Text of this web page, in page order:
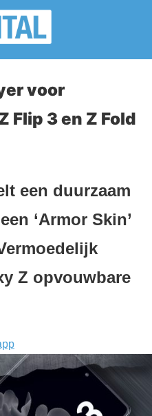
voor
Flip 3 en Z Fold
een duurzaam
‘Armor Skin’
Z opvouwbare